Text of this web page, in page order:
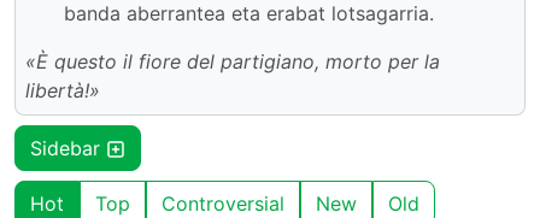
banda aberrantea eta erabat lotsagarria.
«È questo il fiore del partigiano, morto per la
libertà!»
Sidebar
Hot Top Controversial New Old